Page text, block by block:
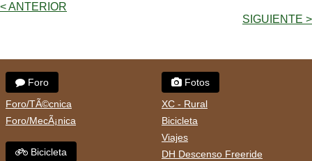
< ANTERIOR
SIGUIENTE >
Foro
Foro/TÃ©cnica
Foro/MecÃ¡nica
Bicicleta
Fotos
XC - Rural
Bicicleta
Viajes
DH Descenso Freeride